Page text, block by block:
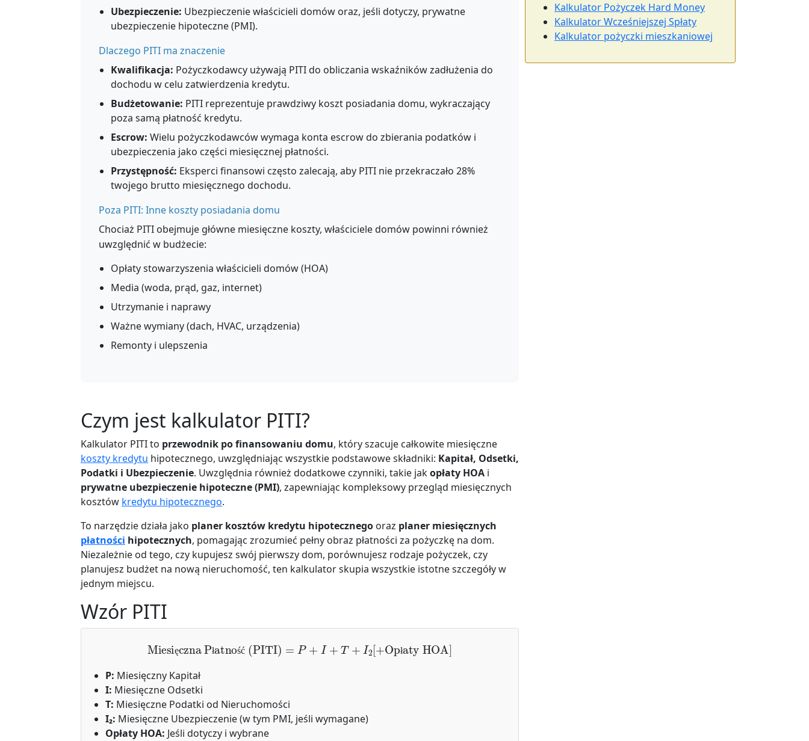
Ubezpieczenie: Ubezpieczenie właścicieli domów oraz, jeśli dotyczy, prywatne
ubezpieczenie hipoteczne (PMI).
Dlaczego PITI ma znaczenie
Kwalifikacja: Pożyczkodawcy używają PITI do obliczania wskaźników zadłużenia do
dochodu w celu zatwierdzenia kredytu.
Budżetowanie: PITI reprezentuje prawdziwy koszt posiadania domu, wykraczający
poza samą płatność kredytu.
Escrow: Wielu pożyczkodawców wymaga konta escrow do zbierania podatków i
ubezpieczenia jako części miesięcznej płatności.
Przystępność: Eksperci finansowi często zalecają, aby PITI nie przekraczało 28%
twojego brutto miesięcznego dochodu.
Poza PITI: Inne koszty posiadania domu
Chociaż PITI obejmuje główne miesięczne koszty, właściciele domów powinni również
uwzględnić w budżecie:
Opłaty stowarzyszenia właścicieli domów (HOA)
Media (woda, prąd, gaz, internet)
Utrzymanie i naprawy
Ważne wymiany (dach, HVAC, urządzenia)
Remonty i ulepszenia
Czym jest kalkulator PITI?
Kalkulator PITI to przewodnik po finansowaniu domu, który szacuje całkowite miesięczne
koszty kredytu hipotecznego, uwzględniając wszystkie podstawowe składniki: Kapitał, Odsetki,
Podatki i Ubezpieczenie. Uwzględnia również dodatkowe czynniki, takie jakopłaty HOA i
prywatne ubezpieczenie hipoteczne (PMI), zapewniając kompleksowy przegląd miesięcznych
kosztów kredytu hipotecznego.
To narzędzie działa jako planer kosztów kredytu hipotecznego oraz planer miesięcznych
płatności hipotecznych, pomagając zrozumieć pełny obraz płatności za pożyczkę na dom.
Niezależnie od tego, czy kupujesz swój pierwszy dom, porównujesz rodzaje pożyczek, czy
planujesz budżet na nową nieruchomość, ten kalkulator skupia wszystkie istotne szczegóły w
jednym miejscu.
Wzór PITI
ę ł ś ć ł
Miesięczna Płatność (PITI)= P +I + T+I 2 +Opłaty HOA]
P: Miesięczny Kapitał
I: Miesięczne Odsetki
T: Miesięczne Podatki od Nieruchomości
I₂: Miesięczne Ubezpieczenie (w tym PMI, jeśli wymagane)
Opłaty HOA: Jeśli dotyczy i wybrane
Kalkulator Pożyczek Hard Money
Kalkulator Wcześniejszej Spłaty
Kalkulator pożyczki mieszkaniowej